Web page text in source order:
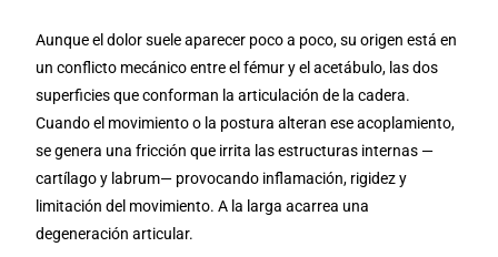
Aunque el dolor suele aparecer poco a poco, su origen está en
un conflicto mecánico entre el fémur y el acetábulo, las dos
superficies que conforman la articulación de la cadera.
Cuando el movimiento o la postura alteran ese acoplamiento,
se genera una fricción que irrita las estructuras internas —
cartílago y labrum— provocando inflamación, rigidez y
limitación del movimiento. A la larga acarrea una
degeneración articular.